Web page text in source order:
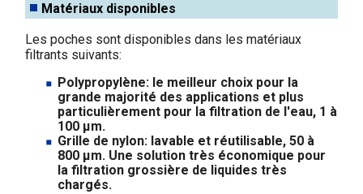
Matériaux disponibles
Les poches sont disponibles dans les matériaux
filtrants suivants:
Polypropylène: le meilleur choix pour la
grande majorité des applications et plus
particulièrement pour la filtration de l'eau, 1 à
100 µm.
Grille de nylon: lavable et réutilisable, 50 à
800 µm. Une solution très économique pour
la filtration grossière de liquides très
chargés.